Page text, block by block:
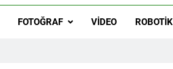
FOTOĞRAF VIDEO